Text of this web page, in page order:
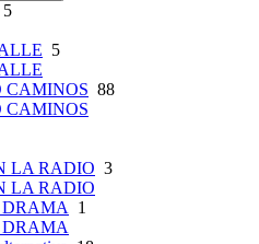
5
5
CAMINOS 88
CAMINOS
LA RADIO 3
LA RADIO
DRAMA 1
DRAMA